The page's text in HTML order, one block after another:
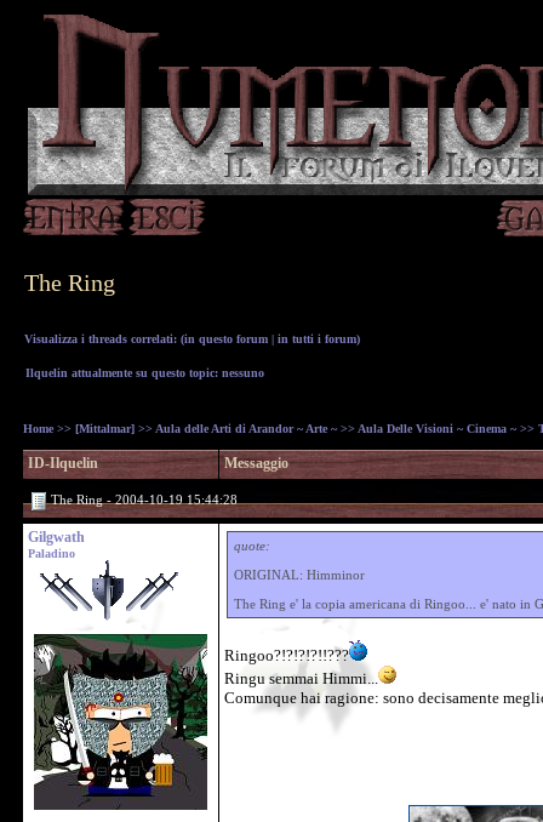
The Ring
Visualizza i threads correlati: (in questo forum | in tutti i forum)
Ilquelin attualmente su questo topic: nessuno
Home >> [Mittalmar] >> Aula delle Arti di Arandor ~ Arte ~ >> Aula Delle Visioni ~ Cinema ~ >>
ID-Ilquelin Messaggio
The Ring - 2004-10-19 15:44:28
Gilgwath
Paladino
quote:
ORIGINAL: Himminor
The Ring e' la copia americana di Ringoo... e' nato in
Ringoo?!?!?!?!!???
Ringu semmai Himmi...
Comunque hai ragione: sono decisamente